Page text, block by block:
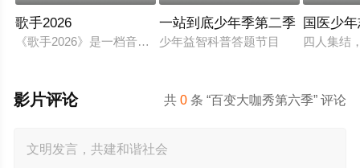
歌手2026
《歌手2026》是一档音乐交流竞技节目。节目集结全球实力唱
一站到底少年季第二季
少年益智科普答题节目
国医少
四人集结
共0 条 “百变大咖秀第六季” 评论
影片评论